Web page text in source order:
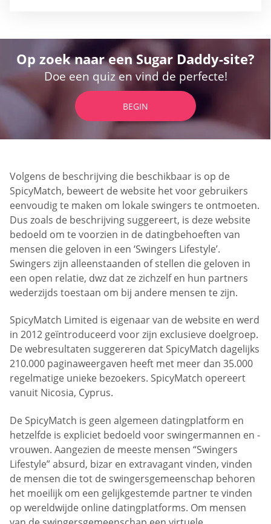
Op zoek naar een Sugar Daddy-site?
Doe een quiz en vind de perfecte!
BEGIN
Volgens de beschrijving die beschikbaar is op de
SpicyMatch, beweert de website het voor gebruikers
eenvoudig te maken om lokale swingers te ontmoeten.
Dus zoals de beschrijving suggereert, is deze website
bedoeld om te voorzien in de datingbehoeften van
mensen die geloven in een ‘Swingers Lifestyle’.
Swingers zijn alleenstaanden of stellen die geloven in
een open relatie, dwz dat ze zichzelf en hun partners
wederzijds toestaan om bij andere mensen te zijn.
SpicyMatch Limited is eigenaar van de website en werd
in 2012 geïntroduceerd voor zijn exclusieve doelgroep.
De webresultaten suggereren dat SpicyMatch dagelijks
210.000 paginaweergaven heeft met meer dan 35.000
regelmatige unieke bezoekers. SpicyMatch opereert
vanuit Nicosia, Cyprus.
De SpicyMatch is geen algemeen datingplatform en
hetzelfde is expliciet bedoeld voor swingermannen en -
vrouwen. Aangezien de meeste mensen “Swingers
Lifestyle” absurd, bizar en extravagant vinden, vinden
de mensen die tot de swingersgemeenschap behoren
het moeilijk om een gelijkgestemde partner te vinden
op wereldwijde online datingplatforms. Om mensen